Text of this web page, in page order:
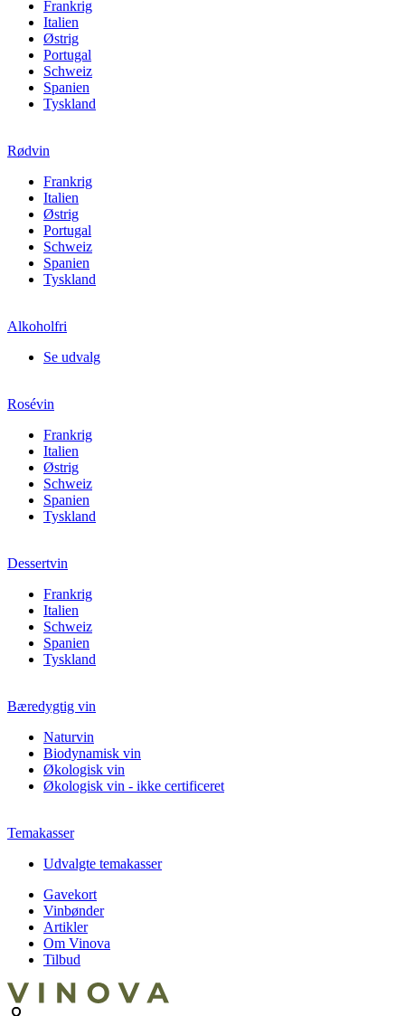
Frankrig
Italien
Østrig
Portugal
Schweiz
Spanien
Tyskland
Rødvin
Frankrig
Italien
Østrig
Portugal
Schweiz
Spanien
Tyskland
Alkoholfri
Se udvalg
Rosévin
Frankrig
Italien
Østrig
Schweiz
Spanien
Tyskland
Dessertvin
Frankrig
Italien
Schweiz
Spanien
Tyskland
Bæredygtig vin
Naturvin
Biodynamisk vin
Økologisk vin
Økologisk vin - ikke certificeret
Temakasser
Udvalgte temakasser
Gavekort
Vinbønder
Artikler
Om Vinova
Tilbud